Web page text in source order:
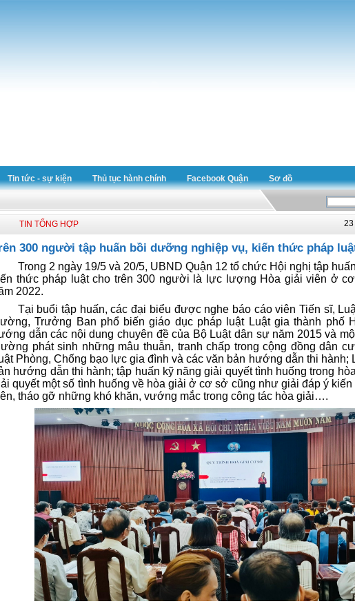
Tin tức - sự kiện Thủ tục hành chính Facebook Quận Sơ đồ
TIN TỔNG HỢP 23
300 người tập huấn bồi dưỡng nghiệp vụ, kiến thức pháp
Trong 2 ngày 19/5 và 20/5, UBND Quận 12 tổ chức Hội nghị tập
thức pháp luật cho trên 300 người là lực lượng Hòa giải viên ở
2022.
Tại buổi tập huấn, các đại biểu được nghe báo cáo viên Tiến sĩ,
Trưởng Ban phổ biến giáo dục pháp luật Luật gia thành phố
dẫn các nội dung chuyên đề của Bộ Luật dân sự năm 2015 và
phát sinh những mâu thuẫn, tranh chấp trong cộng đồng dân
Phòng, Chống bạo lực gia đình và các văn bản hướng dẫn thi hành;
hướng dẫn thi hành; tập huấn kỹ năng giải quyết tình huống trong
quyết một số tình huống về hòa giải ở cơ sở cũng như giải đáp ý
tháo gỡ những khó khăn, vướng mắc trong công tác hòa giải….